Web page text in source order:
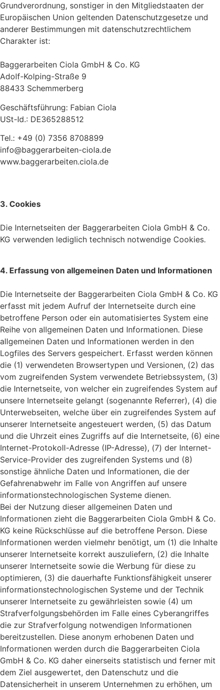
Grundverordnung, sonstiger in den Mitgliedstaaten der
Europäischen Union geltenden Datenschutzgesetze und
anderer Bestimmungen mit datenschutzrechtlichem
Charakter ist:
Baggerarbeiten Ciola GmbH & Co. KG
Adolf-Kolping-Straße 9
88433 Schemmerberg
Geschäftsführung: Fabian Ciola
USt-Id.: DE365288512
Tel.: +49 (0) 7356 8708899
info@baggerarbeiten-ciola.de
www.baggerarbeiten.ciola.de
3. Cookies
Die Internetseiten der Baggerarbeiten Ciola GmbH & Co.
KG verwenden lediglich technisch notwendige Cookies.
4. Erfassung von allgemeinen Daten und Informationen
Die Internetseite der Baggerarbeiten Ciola GmbH & Co. KG
erfasst mit jedem Aufruf der Internetseite durch eine
betroffene Person oder ein automatisiertes System eine
Reihe von allgemeinen Daten und Informationen. Diese
allgemeinen Daten und Informationen werden in den
Logfiles des Servers gespeichert. Erfasst werden können
die (1) verwendeten Browsertypen und Versionen, (2) das
vom zugreifenden System verwendete Betriebssystem, (3)
die Internetseite, von welcher ein zugreifendes System auf
unsere Internetseite gelangt (sogenannte Referrer), (4) die
Unterwebseiten, welche über ein zugreifendes System auf
unserer Internetseite angesteuert werden, (5) das Datum
und die Uhrzeit eines Zugriffs auf die Internetseite, (6) eine
Internet-Protokoll-Adresse (IP-Adresse), (7) der Internet-
Service-Provider des zugreifenden Systems und (8)
sonstige ähnliche Daten und Informationen, die der
Gefahrenabwehr im Falle von Angriffen auf unsere
informationstechnologischen Systeme dienen.
Bei der Nutzung dieser allgemeinen Daten und
Informationen zieht die Baggerarbeiten Ciola GmbH & Co.
KG keine Rückschlüsse auf die betroffene Person. Diese
Informationen werden vielmehr benötigt, um (1) die Inhalte
unserer Internetseite korrekt auszuliefern, (2) die Inhalte
unserer Internetseite sowie die Werbung für diese zu
optimieren, (3) die dauerhafte Funktionsfähigkeit unserer
informationstechnologischen Systeme und der Technik
unserer Internetseite zu gewährleisten sowie (4) um
Strafverfolgungsbehörden im Falle eines Cyberangriffes
die zur Strafverfolgung notwendigen Informationen
bereitzustellen. Diese anonym erhobenen Daten und
Informationen werden durch die Baggerarbeiten Ciola
GmbH & Co. KG daher einerseits statistisch und ferner mit
dem Ziel ausgewertet, den Datenschutz und die
Datensicherheit in unserem Unternehmen zu erhöhen, um